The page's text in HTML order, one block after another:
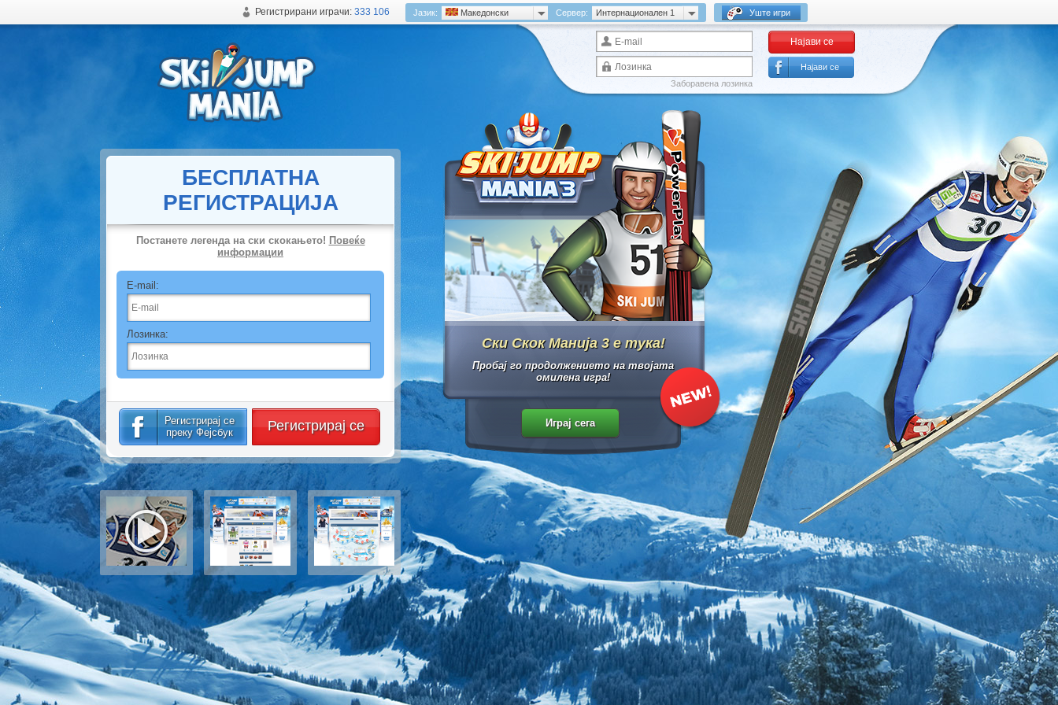
Регистрирани играчи: 333 106 Јазик: Mакедонски Сервер: Интернационален 1 Уште игри
Заборавена лозинка
Најави се
Најави се
БЕСПЛАТНА
РЕГИСТРАЦИЈА
Постанете легенда на ски скокањето! Повеќе
информации
E-mail:
Лозинка:
Регистрирај се
преку Фејсбук
Регистрирај се
Ски Скок Манија 3 е тука!
Пробај го продолжението на твојата
омилена игра!